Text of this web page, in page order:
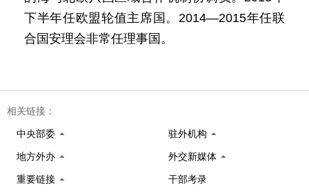
下半年任欧盟轮值主席国。2014—2015年任联
合国安理会非常任理事国。
相关链接：
中央部委 驻外机构
地方外办 外交新媒体
重要链接 干部考录